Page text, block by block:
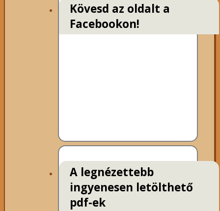
Kövesd az oldalt a
Facebookon!
A legnézettebb
ingyenesen letölthető
pdf-ek